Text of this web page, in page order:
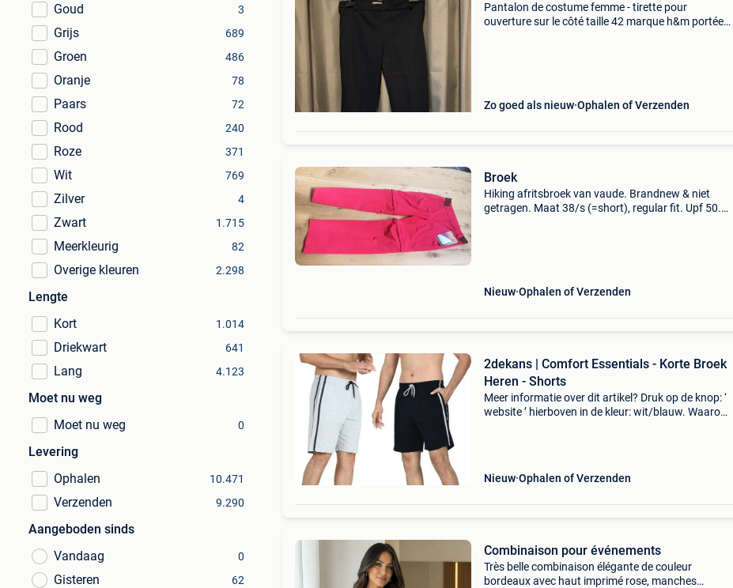
Goud 3
Grijs 689
Groen 486
Oranje 78
Paars 72
Rood 240
Roze 371
Wit 769
Zilver 4
Zwart 1.715
Meerkleurig 82
Overige kleuren 2.298
Lengte
Kort
1.014
Driekwart 641
Lang 4.123
Moet nu weg
Moet nu weg
0
Levering
Ophalen
10.471
Verzenden 9.290
Aangeboden sinds
Vandaag
0
Gisteren 62
Pantalon de costume femme - tirette pour
ouverture sur le côté taille 42 marque h&m portée
Zo goed als nieuw Ophalen of Verzenden
Broek
Hiking afritsbroek van vaude. Brandnew & niet
getragen. Maat 38/s (=short), regular fit. Upf 50.
Nieuw Ophalen of Verzenden
2dekans | Comfort Essentials - Korte Broek
Heren - Shorts
Meer informatie over dit artikel? Druk op de knop: ‘
website ’ hierboven in de kleur: wit/blauw. Waarom
Nieuw Ophalen of Verzenden
Combinaison pour événements
Très belle combinaison élégante de couleur
bordeaux avec haut imprimé rose, manches